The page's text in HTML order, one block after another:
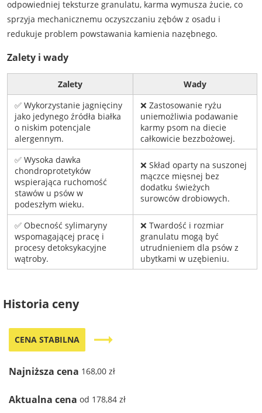
odpowiedniej teksturze granulatu, karma wymusza żucie, co
sprzyja mechanicznemu oczyszczaniu zębów z osadu i
redukuje problem powstawania kamienia nazębnego.
Zalety i wady
Zalety
Wady
✅ Wykorzystanie jagnięciny
jako jedynego źródła białka
o niskim potencjale
alergennym.
❌ Zastosowanie ryżu
uniemożliwia podawanie
karmy psom na diecie
całkowicie bezzbożowej.
✅ Wysoka dawka
chondroprotetyków
wspierająca ruchomość
stawów u psów w
podeszłym wieku.
❌ Skład oparty na suszonej
mączce mięsnej bez
dodatku świeżych
surowców drobiowych.
✅ Obecność sylimaryny
wspomagającej pracę i
procesy detoksykacyjne
wątroby.
❌ Twardość i rozmiar
granulatu mogą być
utrudnieniem dla psów z
ubytkami w uzębieniu.
Historia ceny
CENA STABILNA trending_flat
Najniższa cena 168,00 zł
Aktualna cena od 178,84 zł